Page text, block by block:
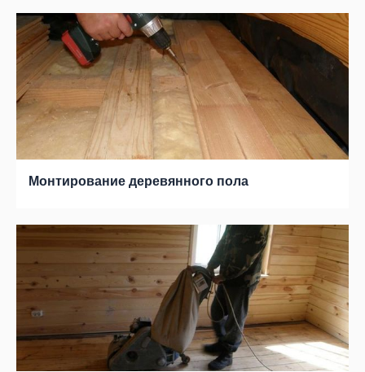
Монтирование деревянного пола